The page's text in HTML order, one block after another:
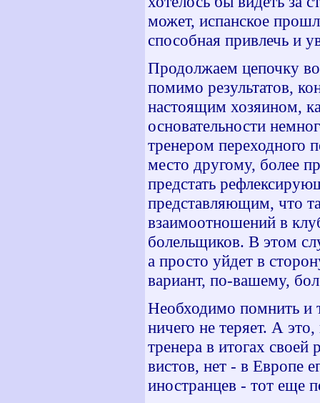
может, испанское
способная привлечь и
Продолжаем цепочку
помимо результатов,
настоящим хозяином,
основательности
тренером переходного
место другому, более
предстать
представляющим, что
взаимоотношений в
болельщиков. В этом
а просто уйдет в
вариант, по-вашему,
Необходимо помнить и
ничего не теряет. А
тренера в итогах
вистов, нет - в Европе
иностранцев - тот еще